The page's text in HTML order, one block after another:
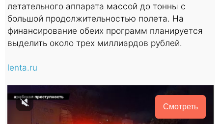
летательного аппарата массой до тонны с
большой продолжительностью полета. На
финансирование обеих программ планируется
выделить около трех миллиардов рублей.
lenta.ru
Смотреть